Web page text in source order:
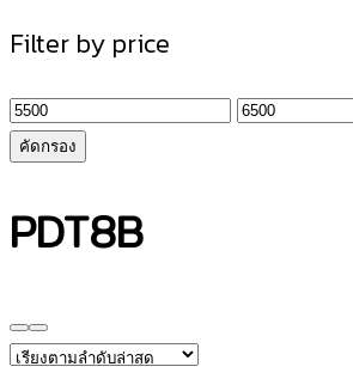
Filter by price
ราคา
ต่ำ
ราคา
คัดกรอง
PDT8B